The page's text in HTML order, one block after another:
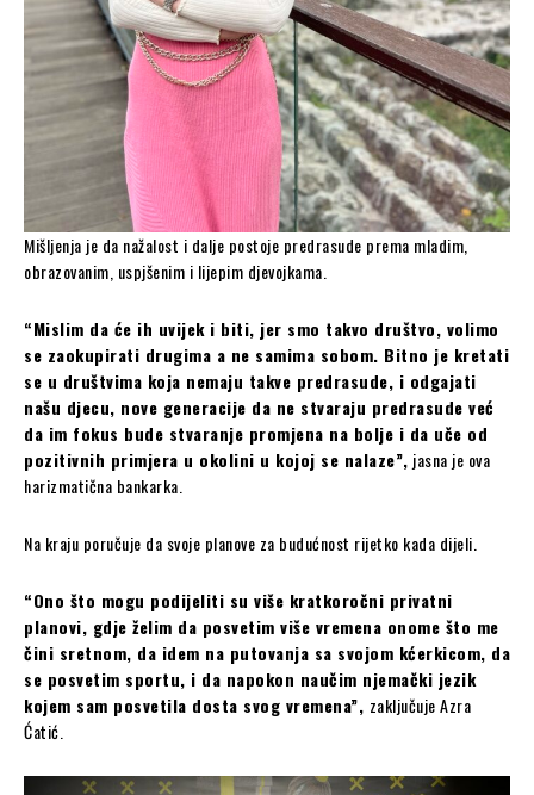
Mišljenja je da nažalost i dalje postoje predrasude prema mladim,
obrazovanim, uspjšenim i lijepim djevojkama.
“Mislim da će ih uvijek i biti, jer smo takvo društvo, volimo
se zaokupirati drugima a ne samima sobom. Bitno je kretati
se u društvima koja nemaju takve predrasude, i odgajati
našu djecu, nove generacije da ne stvaraju predrasude već
da im fokus bude stvaranje promjena na bolje i da uče od
pozitivnih primjera u okolini u kojoj se nalaze”, jasna je ova
harizmatična bankarka.
Na kraju poručuje da svoje planove za budućnost rijetko kada dijeli.
“Ono što mogu podijeliti su više kratkoročni privatni
planovi, gdje želim da posvetim više vremena onome što me
čini sretnom, da idem na putovanja sa svojom kćerkicom, da
se posvetim sportu, i da napokon naučim njemački jezik
kojem sam posvetila dosta svog vremena”, zaključuje Azra
Ćatić.